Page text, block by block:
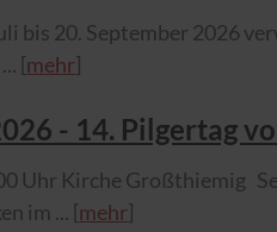
bis 20. September 2026
[mehr]
- 14. Pilgertag
Uhr Kirche Großthiemig
im ... [mehr]